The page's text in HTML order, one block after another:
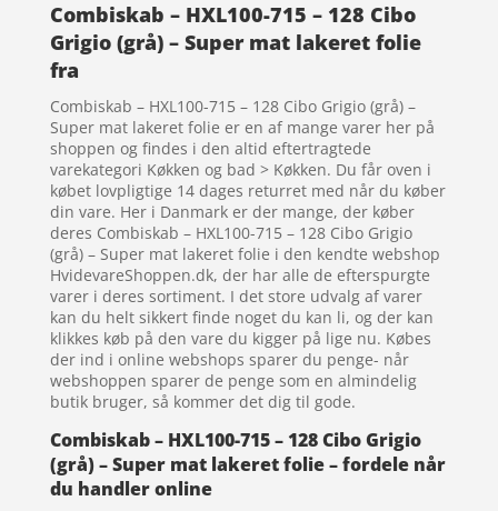
Combiskab – HXL100-715 – 128 Cibo
Grigio (grå) – Super mat lakeret folie
fra
Combiskab – HXL100-715 – 128 Cibo Grigio (grå) –
Super mat lakeret folie er en af mange varer her på
shoppen og findes i den altid eftertragtede
varekategori Køkken og bad > Køkken. Du får oven i
købet lovpligtige 14 dages returret med når du køber
din vare. Her i Danmark er der mange, der køber
deres Combiskab – HXL100-715 – 128 Cibo Grigio
(grå) – Super mat lakeret folie i den kendte webshop
HvidevareShoppen.dk, der har alle de efterspurgte
varer i deres sortiment. I det store udvalg af varer
kan du helt sikkert finde noget du kan li, og der kan
klikkes køb på den vare du kigger på lige nu. Købes
der ind i online webshops sparer du penge- når
webshoppen sparer de penge som en almindelig
butik bruger, så kommer det dig til gode.
Combiskab – HXL100-715 – 128 Cibo Grigio
(grå) – Super mat lakeret folie – fordele når
du handler online